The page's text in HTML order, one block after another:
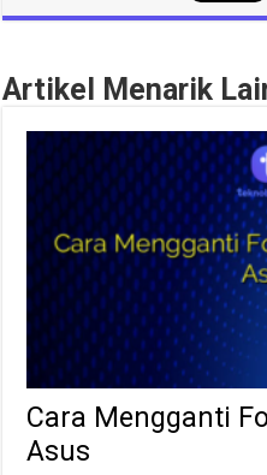
Artikel Menarik
Cara Mengganti
Asus